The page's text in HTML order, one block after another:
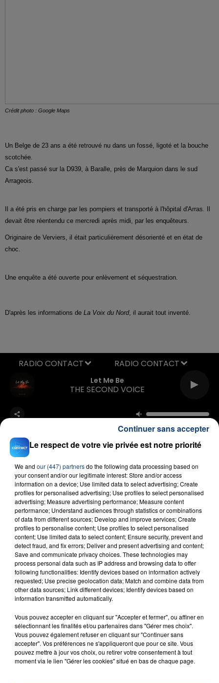
Crédit photo : Google Maps
Un Belge de 23 ans a été retrouvé nu dans un fossé, ligoté et la bouche
scotchée.
Ca s'est passé sur la D939, à Baralle, près de Marquion dans le sud
Arrageois.
Il a été pris en charge par les pompiers et transporté à l'hôpital d'Arras. Il
devait être réentendu ce mercredi après midi, par les enquêteurs.
Originaire de Verviers, il était particulièrement désorienté et en état de
choc.
Une enquête a été ouverte pour enlèvement et séquestration.
D'après les informations de La Voix du Nord, il aurait tout inventé.
Let Me Be
THE SECOND VOICE
RADIO CONTACT
FIL D'ACTU
23 juillet 2026
INCENDIE MORTEL À LENS : UNE FEMME ET
SON BÉBÉ ENTRE LA VIE ET LA...
aspergé sa compagne et leur bébé de trois mois
d'un liquide inflammable.
Le respect de votre vie privée est notre priorité
We and our (447) partnersdo the following data processing based on
your consent and/or our legitimate interest: Store and/or access
information on a device; Use limited data to select advertising; Create
profiles for personalised advertising; Use profiles to select personalised
advertising; Measure advertising performance; Measure content
performance; Understand audiences through statistics or combinations
of data from different sources; Develop and improve services; Create
profiles to personalise content; Use profiles to select personalised
content; Use limited data to select content; Ensure security, prevent and
detect fraud, and fix errors; Deliver and present advertising and content;
Save and communicate privacy choices. These technologies may
process personal data such as IP address and browsing data to offer
following functionalities: Identify devices based on information actively
requested; Use precise geolocation data; Match and combine data from
other data sources; Link different devices; Identify devices based on
information transmitted automatically.
Vous pouvez accepter en cliquant sur "Accepter et fermer", ou affiner en
sélectionnant les finalités et/ou partenaires dans "Gérer mes choix".
Vous pouvez également refuser en cliquant sur "Continuer sans
accepter". Vos préférences ne s'appliqueront que pour ce site. Vous
pouvez mettre à jour vos choix, ou retirer votre consentement à tout
moment via le lien "Gérer les cookies" situé en bas de chaque page.
Continuer sans accepter